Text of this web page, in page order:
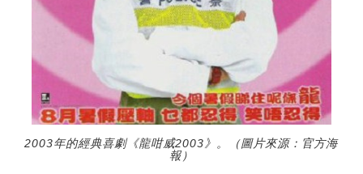
2003年的經典喜劇《龍咁威2003》。（圖片來源：官方海
報）